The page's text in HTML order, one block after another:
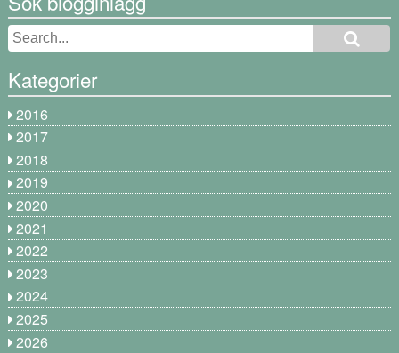
Kategorier
2016
2017
2018
2019
2020
2021
2022
2023
2024
2025
2026